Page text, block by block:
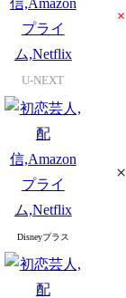
U-NEXT
×
Disneyプラス
×